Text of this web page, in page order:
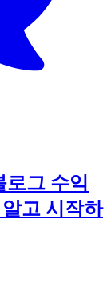
로그 수익
고 시작하